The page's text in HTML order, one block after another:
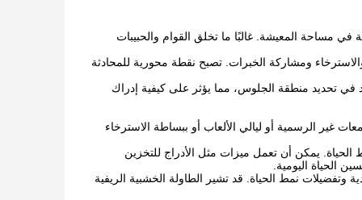
مساحة المعيشة. غالبًا ما تخلق القوام والحبيبات
ومشاركة الخبرات. تصبح نقطة محورية للمحادثة
تحديد منطقة الجلوس، مما يؤثر على كيفية إدراك
غير الرسمية أو ليالي الألعاب أو ببساطة الاسترخاء
يمكن أن تعمل ميزات مثل الأدراج للتخزين
الحياة اليومية.
وتفضيلات نمط الحياة. قد تشير الطاولة الخشبية الريفية